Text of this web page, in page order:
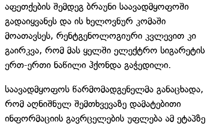
აფეთქების შემდეგ ბრაუნი საავადმყოფოში
გადაიყვანეს და ის ხელოვნურ კომაში
მოათავსეს, რენტგენოლოგიური კვლევით კი
გაირკვა, რომ მას ყელში ელექტრო სიგარეტის
ერთ-ერთი ნაწილი ჰქონდა გაჭედილი.
საავადმყოფოს წარმომადგენელმა განაცხადა,
რომ აღნიშნულ შემთხვევაზე დამატებითი
ინფორმაციის გავრცელების უფლება ამ ეტაპზე